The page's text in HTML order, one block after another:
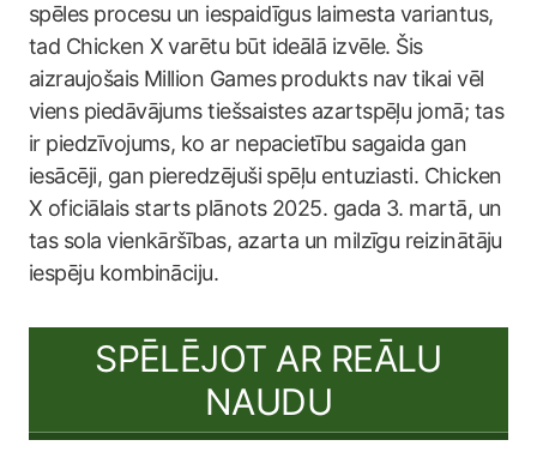
spēles procesu un iespaidīgus laimesta variantus,
tad Chicken X varētu būt ideālā izvēle. Šis
aizraujošais Million Games produkts nav tikai vēl
viens piedāvājums tiešsaistes azartspēļu jomā; tas
ir piedzīvojums, ko ar nepacietību sagaida gan
iesācēji, gan pieredzējuši spēļu entuziasti. Chicken
X oficiālais starts plānots 2025. gada 3. martā, un
tas sola vienkāršības, azarta un milzīgu reizinātāju
iespēju kombināciju.
SPĒLĒJOT AR REĀLU
NAUDU